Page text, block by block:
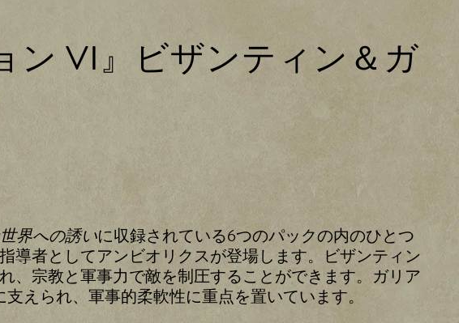
ン VI』ビザンティン＆ガ
界への誘いに収録されている6つのパックの内のひとつ
導者としてアンビオリクスが登場します。ビザンティン
、宗教と軍事力で敵を制圧することができます。ガリア
えられ、軍事的柔軟性に重点を置いています。